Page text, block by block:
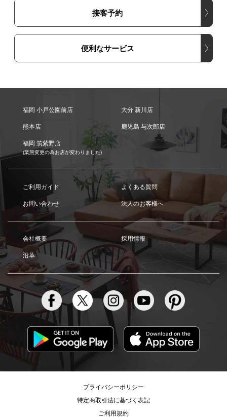
接客予約
便利なサービス
福岡 小戸公園前店 大分 新川店
熊本店 鹿児島 与次郎店
福岡 筑紫野店
(業態変更の為お店が変わりました)
ご利用ガイド よくある質問
お問い合わせ 法人のお客様へ
会社概要 採用情報
沿革
プライバシーポリシー
特定商取引法に基づく表記
ご利用規約